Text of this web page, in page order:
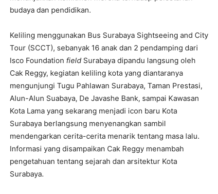
budaya dan pendidikan.
Keliling menggunakan Bus Surabaya Sightseeing and City
Tour (SCCT), sebanyak 16 anak dan 2 pendamping dari
Isco Foundation field Surabaya dipandu langsung oleh
Cak Reggy, kegiatan keliling kota yang diantaranya
mengunjungi Tugu Pahlawan Surabaya, Taman Prestasi,
Alun-Alun Suabaya, De Javashe Bank, sampai Kawasan
Kota Lama yang sekarang menjadi icon baru Kota
Surabaya berlangsung menyenangkan sambil
mendengarkan cerita-cerita menarik tentang masa lalu.
Informasi yang disampaikan Cak Reggy menambah
pengetahuan tentang sejarah dan arsitektur Kota
Surabaya.